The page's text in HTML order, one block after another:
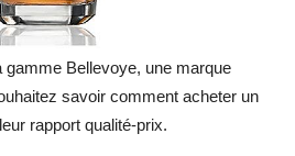
Bellevoye, une marque
savoir comment acheter un
rapport qualité-prix.